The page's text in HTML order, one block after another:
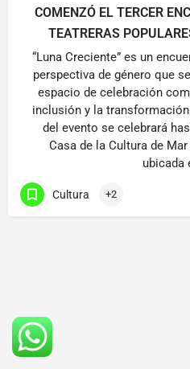
COMENZÓ EL TERCER
TEATRERAS
“Luna Creciente” es un
perspectiva de género que
espacio de celebración
inclusión y la
del evento se celebrará
Casa de la Cultura de
ubicada
Cultura +2